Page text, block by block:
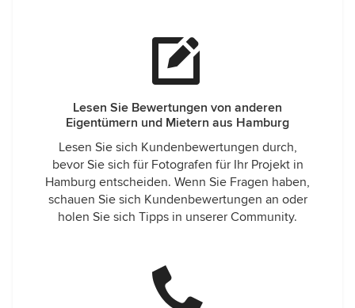
Lesen Sie Bewertungen von anderen
Eigentümern und Mietern aus Hamburg
Lesen Sie sich Kundenbewertungen durch,
bevor Sie sich für Fotografen für Ihr Projekt in
Hamburg entscheiden. Wenn Sie Fragen haben,
schauen Sie sich Kundenbewertungen an oder
holen Sie sich Tipps in unserer Community.